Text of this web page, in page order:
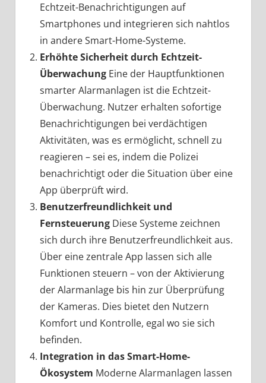
Echtzeit-Benachrichtigungen auf
Smartphones und integrieren sich nahtlos
in andere Smart-Home-Systeme.
Erhöhte Sicherheit durch Echtzeit-
ÜberwachungEine der Hauptfunktionen
smarter Alarmanlagen ist die Echtzeit-
Überwachung. Nutzer erhalten sofortige
Benachrichtigungen bei verdächtigen
Aktivitäten, was es ermöglicht, schnell zu
reagieren – sei es, indem die Polizei
benachrichtigt oder die Situation über eine
App überprüft wird.
Benutzerfreundlichkeit und
FernsteuerungDiese Systeme zeichnen
sich durch ihre Benutzerfreundlichkeit aus.
Über eine zentrale App lassen sich alle
Funktionen steuern – von der Aktivierung
der Alarmanlage bis hin zur Überprüfung
der Kameras. Dies bietet den Nutzern
Komfort und Kontrolle, egal wo sie sich
befinden.
Integration in das Smart-Home-
Ökosystem Moderne Alarmanlagen lassen